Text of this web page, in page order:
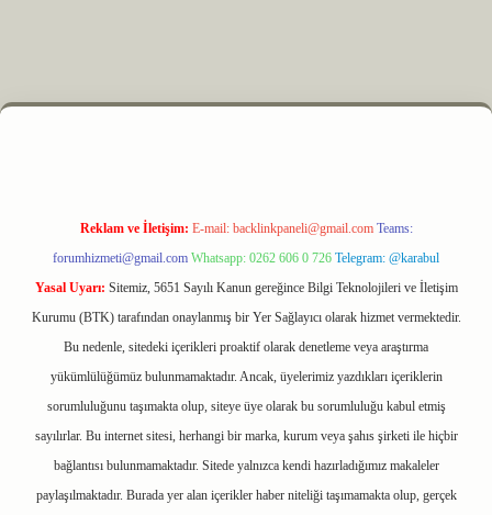
m elexbet
Reklam ve İletişim: E-mail: backlinkpaneli@gmail.com Teams:
forumhizmeti@gmail.com Whatsapp: 0262 606 0 726 Telegram: @karabul
Yasal Uyarı: Sitemiz, 5651 Sayılı Kanun gereğince Bilgi Teknolojileri ve İletişim
Kurumu (BTK) tarafından onaylanmış bir Yer Sağlayıcı olarak hizmet vermektedir.
Bu nedenle, sitedeki içerikleri proaktif olarak denetleme veya araştırma
yükümlülüğümüz bulunmamaktadır. Ancak, üyelerimiz yazdıkları içeriklerin
sorumluluğunu taşımakta olup, siteye üye olarak bu sorumluluğu kabul etmiş
sayılırlar. Bu internet sitesi, herhangi bir marka, kurum veya şahıs şirketi ile hiçbir
bağlantısı bulunmamaktadır. Sitede yalnızca kendi hazırladığımız makaleler
paylaşılmaktadır. Burada yer alan içerikler haber niteliği taşımamakta olup, gerçek